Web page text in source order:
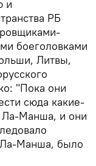
и
РБ
боеголовками
Литвы,
"Пока они
сюда какие-
Ла-Манша, и они
Ла-Манша, было